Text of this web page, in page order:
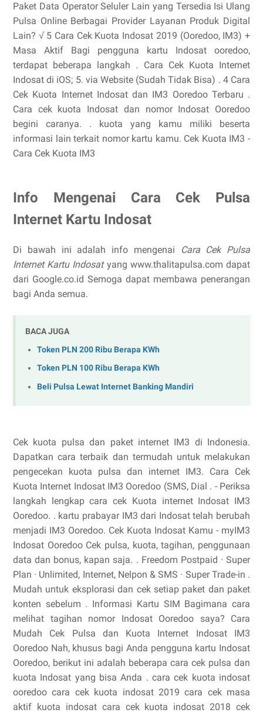
Paket Data Operator Seluler Lain yang Tersedia Isi Ulang
Pulsa Online Berbagai Provider Layanan Produk Digital
Lain? √ 5 Cara Cek Kuota Indosat 2019 (Ooredoo, IM3) +
Masa Aktif Bagi pengguna kartu Indosat ooredoo,
terdapat beberapa langkah . Cara Cek Kuota Internet
Indosat di iOS; 5. via Website (Sudah Tidak Bisa) . 4 Cara
Cek Kuota Internet Indosat dan IM3 Ooredoo Terbaru .
Cara cek kuota Indosat dan nomor Indosat Ooredoo
begini caranya. . kuota yang kamu miliki beserta
informasi lain terkait nomor kartu kamu. Cek Kuota IM3 -
Cara Cek Kuota IM3
Info Mengenai Cara Cek Pulsa
Internet Kartu Indosat
Di bawah ini adalah info mengenai
Cara Cek Pulsa
Internet Kartu Indosat yang www.thalitapulsa.com dapat
dari Google.co.id Semoga dapat membawa penerangan
bagi Anda semua.
BACA JUGA
Token PLN 200 Ribu Berapa KWh
Token PLN 100 Ribu Berapa KWh
Beli Pulsa Lewat Internet Banking Mandiri
Cek kuota pulsa dan paket internet IM3 di Indonesia.
Dapatkan cara terbaik dan termudah untuk melakukan
pengecekan kuota pulsa dan internet IM3. Cara Cek
Kuota Internet Indosat IM3 Ooredoo (SMS, Dial . - Periksa
langkah lengkap cara cek Kuota internet Indosat IM3
Ooredoo. . kartu prabayar IM3 dari Indosat telah berubah
menjadi IM3 Ooredoo. Cek Kuota Indosat Kamu - myIM3
Indosat Ooredoo Cek pulsa, kuota, tagihan, penggunaan
data dan bonus, kapan saja. . Freedom Postpaid · Super
Plan · Unlimited, Internet, Nelpon & SMS · Super Trade-in .
Mudah untuk eksplorasi dan cek setiap paket dan paket
konten sebelum . Informasi Kartu SIM Bagimana cara
melihat tagihan nomor Indosat Ooredoo saya? Cara
Mudah Cek Pulsa dan Kuota Internet Indosat IM3
Ooredoo Nah, khusus bagi Anda pengguna kartu Indosat
Ooredoo, berikut ini adalah beberapa cara cek pulsa dan
kuota Indosat yang bisa Anda . cara cek kuota indosat
ooredoo cara cek kuota indosat 2019 cara cek masa
aktif kuota indosat cara cek kuota indosat 2018 cek